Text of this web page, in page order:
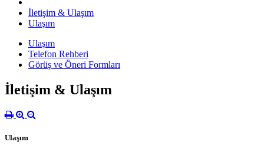
İletişim & Ulaşım
Ulaşım
Ulaşım
Telefon Rehberi
Görüş ve Öneri Formları
İletişim & Ulaşım
Ulaşım